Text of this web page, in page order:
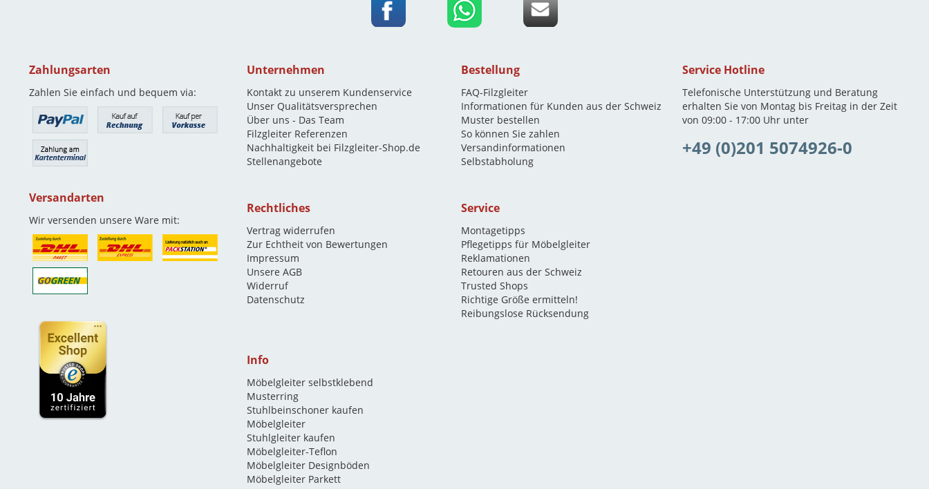
Zahlungsarten
Zahlen Sie einfach und bequem via:
Versandarten
Wir versenden unsere Ware mit:
Unternehmen
Kontakt zu unserem Kundenservice
Unser Qualitätsversprechen
Über uns - Das Team
Filzgleiter Referenzen
Nachhaltigkeit bei Filzgleiter-Shop.de
Stellenangebote
Bestellung
FAQ-Filzgleiter
Informationen für Kunden aus der Schweiz
Muster bestellen
So können Sie zahlen
Versandinformationen
Selbstabholung
Rechtliches
Vertrag widerrufen
Zur Echtheit von Bewertungen
Impressum
Unsere AGB
Widerruf
Datenschutz
Service
Montagetipps
Pflegetipps für Möbelgleiter
Reklamationen
Retouren aus der Schweiz
Trusted Shops
Richtige Größe ermitteln!
Reibungslose Rücksendung
Info
Möbelgleiter selbstklebend
Musterring
Stuhlbeinschoner kaufen
Möbelgleiter
Stuhlgleiter kaufen
Möbelgleiter-Teflon
Möbelgleiter Designböden
Möbelgleiter Parkett
Service Hotline
Telefonische Unterstützung und Beratung
erhalten Sie von Montag bis Freitag in der Zeit
von 09:00 - 17:00 Uhr unter
+49 (0)201 5074926-0